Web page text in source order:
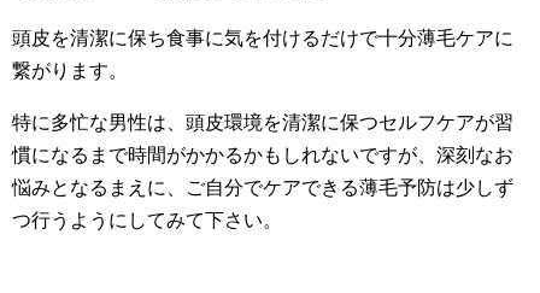
頭皮を清潔に保ち食事に気を付けるだけで十分薄毛ケアに
繋がります。
特に多忙な男性は、頭皮環境を清潔に保つセルフケアが習
慣になるまで時間がかかるかもしれないですが、深刻なお
悩みとなるまえに、ご自分でケアできる薄毛予防は少しず
つ行うようにしてみて下さい。